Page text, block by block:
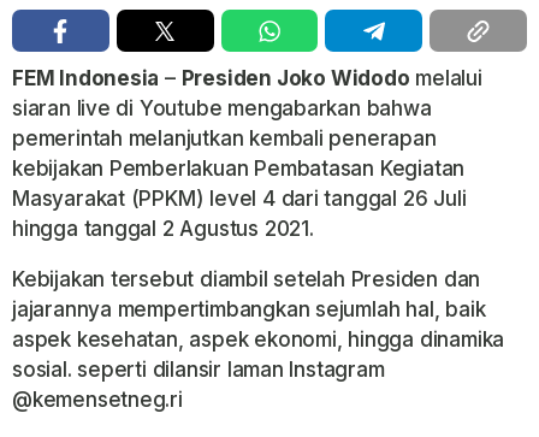
FEM Indonesia – Presiden Joko Widodo melalui
siaran live di Youtube mengabarkan bahwa
pemerintah melanjutkan kembali penerapan
kebijakan Pemberlakuan Pembatasan Kegiatan
Masyarakat (PPKM) level 4 dari tanggal 26 Juli
hingga tanggal 2 Agustus 2021.
Kebijakan tersebut diambil setelah Presiden dan
jajarannya mempertimbangkan sejumlah hal, baik
aspek kesehatan, aspek ekonomi, hingga dinamika
sosial. seperti dilansir laman Instagram
@kemensetneg.ri